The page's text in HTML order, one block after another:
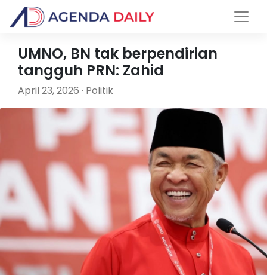
UMNO, BN tak berpendirian
tangguh PRN: Zahid
April 23, 2026 · Politik